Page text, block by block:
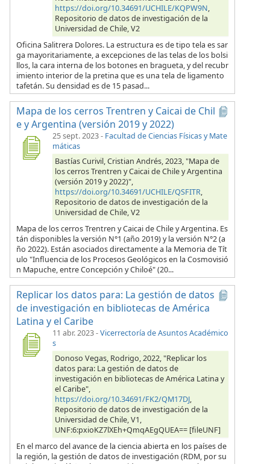
https://doi.org/10.34691/UCHILE/KQPW9N,
Repositorio de datos de investigación de la
Universidad de Chile, V2
Oficina Salitrera Dolores. La estructura es de tipo tela es sar
ga mayoritariamente, a excepciones de las telas de los bolsi
llos, la cara interna de los botones en bragueta, y del recubr
imiento interior de la pretina que es una tela de ligamento
tafetán. Su densidad es de 15 pasad...
Mapa de los cerros Trentren y Caicai de Chil
e y Argentina (versión 2019 y 2022)
25 sept. 2023- Facultad de Ciencias Físicas y Mate
máticas
Bastías Curivil, Cristian Andrés, 2023, "Mapa de
los cerros Trentren y Caicai de Chile y Argentina
(versión 2019 y 2022)",
https://doi.org/10.34691/UCHILE/QSFITR,
Repositorio de datos de investigación de la
Universidad de Chile, V2
Mapa de los cerros Trentren y Caicai de Chile y Argentina. Es
tán disponibles la versión N°1 (año 2019) y la versión N°2 (a
ño 2022). Están asociados directamente a la Memoria de Tít
ulo "Influencia de los Procesos Geológicos en la Cosmovisió
n Mapuche, entre Concepción y Chiloé" (20...
Replicar los datos para: La gestión de datos
de investigación en bibliotecas de América
Latina y el Caribe
11 abr. 2023-Vicerrectoría de Asuntos Académico
s
Donoso Vegas, Rodrigo, 2022, "Replicar los
datos para: La gestión de datos de
investigación en bibliotecas de América Latina y
el Caribe",
https://doi.org/10.34691/FK2/QM17DJ,
Repositorio de datos de investigación de la
Universidad de Chile, V1,
UNF:6:pxioKZ7lXEh+QmqAEgQUEA== [fileUNF]
En el marco del avance de la ciencia abierta en los países de
la región, la gestión de datos de investigación (RDM, por su